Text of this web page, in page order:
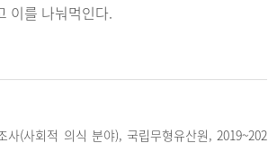
이를 나눠먹인다.
사(사회적 의식 분야), 국립무형유산원, 2019~202